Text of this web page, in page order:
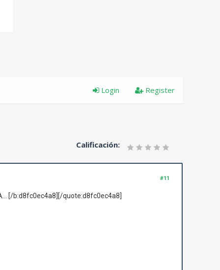
Register
Login
Calificación:
#11
[/b:d8fc0ec4a8][/quote:d8fc0ec4a8]